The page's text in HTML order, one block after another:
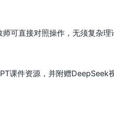
可直接对照操作，无须复杂理
课件资源，并附赠DeepSeek